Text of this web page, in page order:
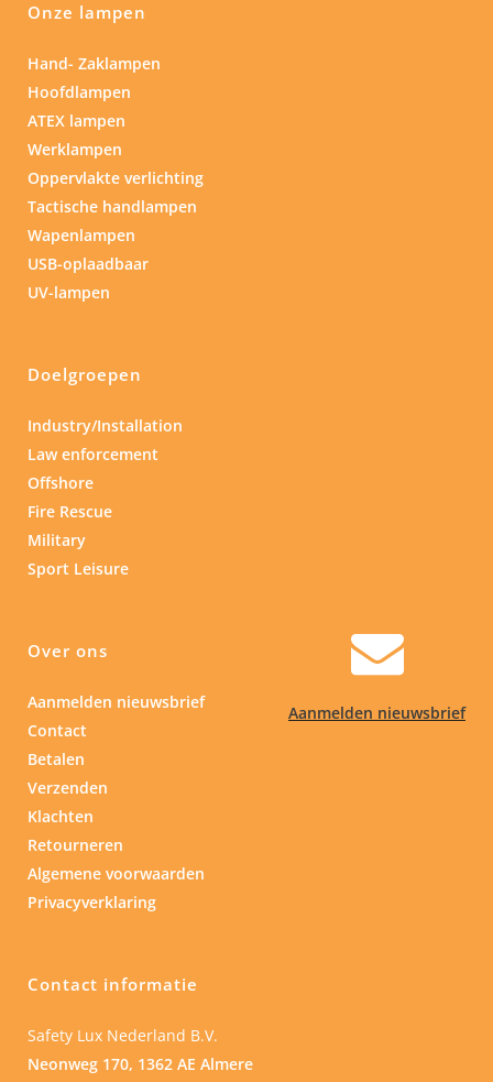
Aanmelden nieuwsbrief
Onze lampen
Hand- Zaklampen
Hoofdlampen
ATEX lampen
Werklampen
Oppervlakte verlichting
Tactische handlampen
Wapenlampen
USB-oplaadbaar
UV-lampen
Doelgroepen
Industry/Installation
Law enforcement
Offshore
Fire Rescue
Military
Sport Leisure
Over ons
Aanmelden nieuwsbrief
Contact
Betalen
Verzenden
Klachten
Retourneren
Algemene voorwaarden
Privacyverklaring
Contact informatie
Safety Lux Nederland B.V.
Neonweg 170, 1362 AE Almere